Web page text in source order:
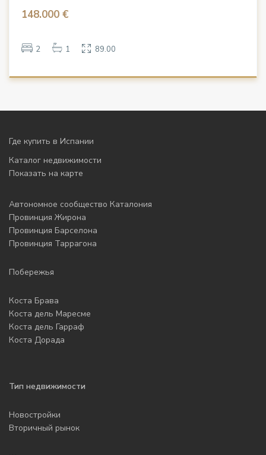
148.000 €
2 1 89.00
Где купить в Испании
Каталог недвижимости
Показать на карте
Автономное сообщество Каталония
Провинция Жирона
Провинция Барселона
Провинция Таррагона
Побережья
Коста Брава
Коста дель Маресме
Коста дель Гарраф
Коста Дорада
Тип недвижимости
Новостройки
Вторичный рынок